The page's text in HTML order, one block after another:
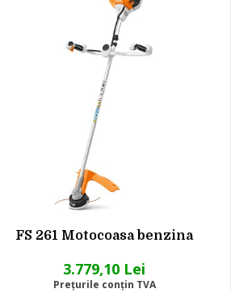
FS 261 Motocoasa benzina
3.779,10 Lei
Preţurile conţin TVA